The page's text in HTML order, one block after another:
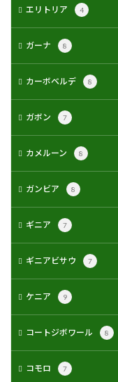
エリトリア 4
ガーナ 8
カーボベルデ 8
ガボン 7
カメルーン 8
ガンビア 8
ギニア 7
ギニアビサウ 7
ケニア 9
コートジボワール 8
コモロ 7